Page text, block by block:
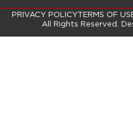
All Rights Reserved.
PRIVACY POLICYTERMS OF